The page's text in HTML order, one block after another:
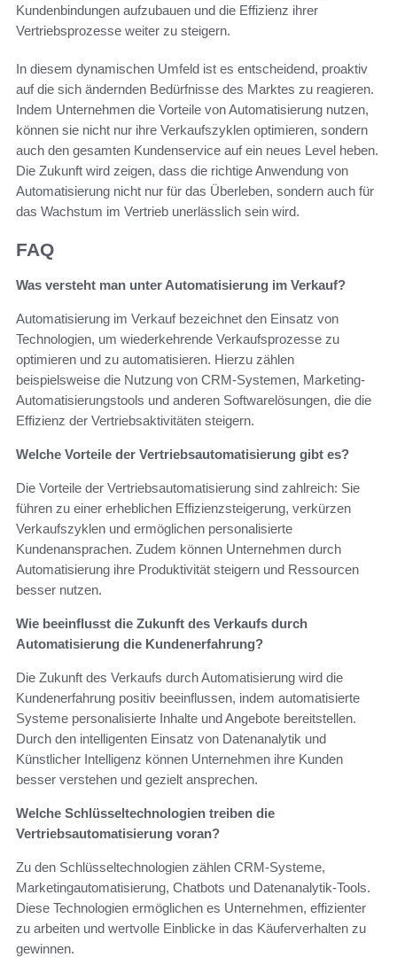
Kundenbindungen aufzubauen und die Effizienz ihrer
Vertriebsprozesse weiter zu steigern.
In diesem dynamischen Umfeld ist es entscheidend, proaktiv
auf die sich ändernden Bedürfnisse des Marktes zu reagieren.
Indem Unternehmen die Vorteile von Automatisierung nutzen,
können sie nicht nur ihre Verkaufszyklen optimieren, sondern
auch den gesamten Kundenservice auf ein neues Level heben.
Die Zukunft wird zeigen, dass die richtige Anwendung von
Automatisierung nicht nur für das Überleben, sondern auch für
das Wachstum im Vertrieb unerlässlich sein wird.
FAQ
Was versteht man unter Automatisierung im Verkauf?
Automatisierung im Verkauf bezeichnet den Einsatz von
Technologien, um wiederkehrende Verkaufsprozesse zu
optimieren und zu automatisieren. Hierzu zählen
beispielsweise die Nutzung von CRM-Systemen, Marketing-
Automatisierungstools und anderen Softwarelösungen, die die
Effizienz der Vertriebsaktivitäten steigern.
Welche Vorteile der Vertriebsautomatisierung gibt es?
Die Vorteile der Vertriebsautomatisierung sind zahlreich: Sie
führen zu einer erheblichen Effizienzsteigerung, verkürzen
Verkaufszyklen und ermöglichen personalisierte
Kundenansprachen. Zudem können Unternehmen durch
Automatisierung ihre Produktivität steigern und Ressourcen
besser nutzen.
Wie beeinflusst die Zukunft des Verkaufs durch
Automatisierung die Kundenerfahrung?
Die Zukunft des Verkaufs durch Automatisierung wird die
Kundenerfahrung positiv beeinflussen, indem automatisierte
Systeme personalisierte Inhalte und Angebote bereitstellen.
Durch den intelligenten Einsatz von Datenanalytik und
Künstlicher Intelligenz können Unternehmen ihre Kunden
besser verstehen und gezielt ansprechen.
Welche Schlüsseltechnologien treiben die
Vertriebsautomatisierung voran?
Zu den Schlüsseltechnologien zählen CRM-Systeme,
Marketingautomatisierung, Chatbots und Datenanalytik-Tools.
Diese Technologien ermöglichen es Unternehmen, effizienter
zu arbeiten und wertvolle Einblicke in das Käuferverhalten zu
gewinnen.